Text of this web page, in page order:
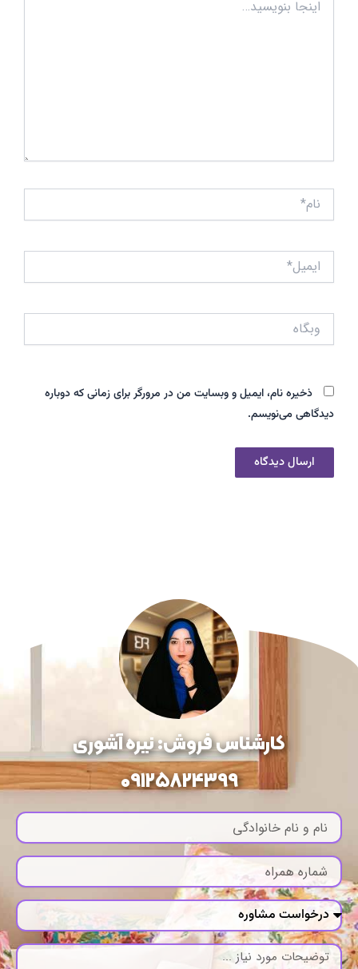
بنویسید…
نام*
ایمیل*
ذخیره نام، ایمیل و وبسایت من در مرورگر برای زمانی که دوباره
دیدگاهی می‌نویسم.
کارشناس فروش: نیره آشوری
09125824399